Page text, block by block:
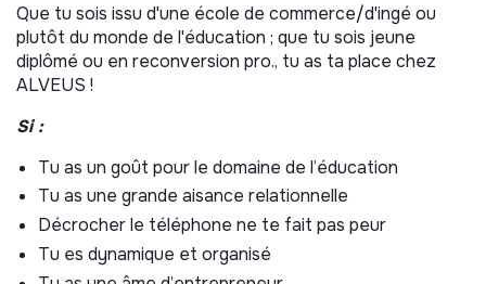
En tant que responsable de Ruche à temps partiel tu
auras la responsabilité de l’une de nos Ruches, que tu
gérerasle vendredi après-midi et le samedi, ainsi
disponibilités
Tu assureras :
Le suivi pédagogique des élèves et la communication
avec les parents
La croissance du chiffre d’affaires et la gestion de la
Que tu sois issu d'une école de commerce/d'ingé ou
plutôt du monde de l'éducation ; que tu sois jeune
diplômé ou en reconversion pro., tu as ta place chez
ALVEUS !
Si :
Tu as un goût pour le domaine de l’éducation
Tu as une grande aisance relationnelle
Décrocher le téléphone ne te fait pas peur
Tu es dynamique et organisé